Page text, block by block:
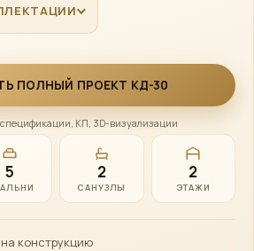
ПОЛНЫЙ ПРОЕКТ КД-30
КП, 3D-визуализации
5 2
САНУЗЛЫ
2
ЭТАЖИ
конструкцию
ЭкоДом